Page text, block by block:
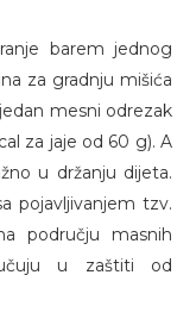
barem jednog
za gradnju mišića
mesni odrezak
za jaje od 60 g). A
u držanju dijeta.
pojavljivanjem tzv.
području masnih
u zaštiti od